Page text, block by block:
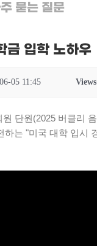
묻는 질문
입학 노하우
05 11:45 Views
단원(2025 버클리
는 "미국 대학 입시